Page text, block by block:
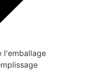
l'emballage